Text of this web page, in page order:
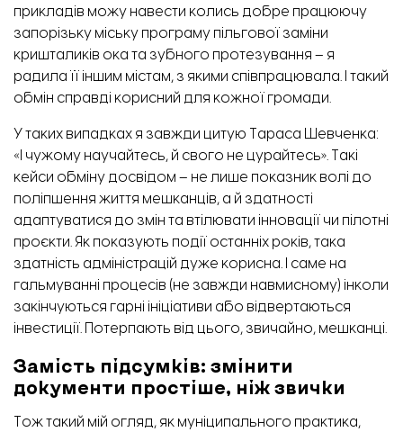
Саодат Усмонова - експертка з інституційного розвитку та співпраці ЄС-Україна. Понад 15
років досвіду в публічному управлінні та місцевому самоврядуванні в Україні.
прикладів можу навести колись добре працюючу
запорізьку міську програму пільгової заміни
кришталиків ока та зубного протезування – я
радила її іншим містам, з якими співпрацювала. І такий
обмін справді корисний для кожної громади.
У таких випадках я завжди цитую Тараса Шевченка:
«І чужому научайтесь, й свого не цурайтесь». Такі
кейси обміну досвідом – не лише показник волі до
поліпшення життя мешканців, а й здатності
адаптуватися до змін та втілювати інновації чи пілотні
проєкти. Як показують події останніх років, така
здатність адміністрацій дуже корисна. І саме на
гальмуванні процесів (не завжди навмисному) інколи
закінчуються гарні ініціативи або відвертаються
інвестиції. Потерпають від цього, звичайно, мешканці.
Замість підсумків: змінити
документи простіше, ніж звички
Тож такий мій огляд, як муніципального практика,